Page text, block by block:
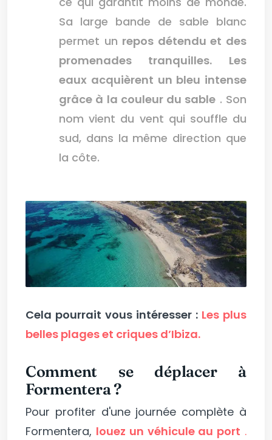
Sa large bande de sable blanc
permet un repos détendu et des
promenades tranquilles.
Les
eaux acquièrent un bleu intense
grâce à la couleur du sable . Son
nom vient du vent qui souffle du
sud, dans la même direction que
la côte.
Cela pourrait vous intéresser : Les plus
belles plages et criques d’Ibiza.
Comment se déplacer à
Formentera ?
Pour profiter d'une journée complète à
Formentera, louez un véhicule au port .